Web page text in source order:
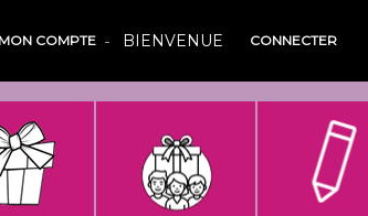
MON COMPTE BIENVENUE CONNECTER